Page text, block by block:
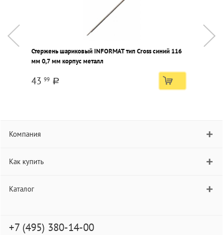
Стержень шариковый INFORMAT тип Cross синий 116
мм 0,7 мм корпус металл
43 99 a
Компания
Как купить
Каталог
+7 (495) 380-14-00